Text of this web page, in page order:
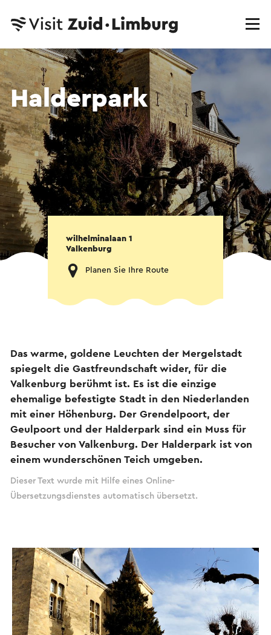
Halderpark
wilhelminalaan 1
Valkenburg
Planen Sie Ihre Route
Das warme, goldene Leuchten der Mergelstadt
spiegelt die Gastfreundschaft wider, für die
Valkenburg berühmt ist. Es ist die einzige
ehemalige befestigte Stadt in den Niederlanden
mit einer Höhenburg. Der Grendelpoort, der
Geulpoort und der Halderpark sind ein Muss für
Besucher von Valkenburg. Der Halderpark ist von
einem wunderschönen Teich umgeben.
Dieser Text wurde mit Hilfe eines Online-
Übersetzungsdienstes automatisch übersetzt.